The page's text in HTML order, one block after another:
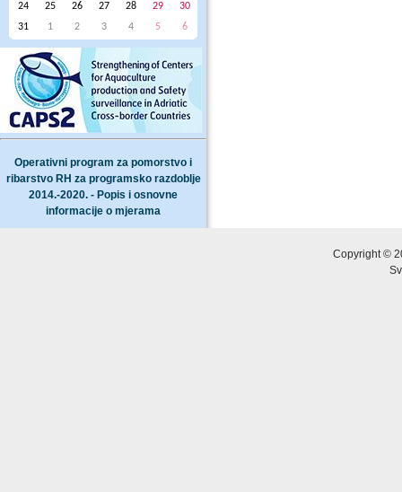
24
25 26 27 28 29
30
31
1 2 3 4 5 6
Operativni program za pomorstvo i
ribarstvo RH za programsko razdoblje
2014.-2020. - Popis i osnovne
informacije o mjerama
Copyright ©